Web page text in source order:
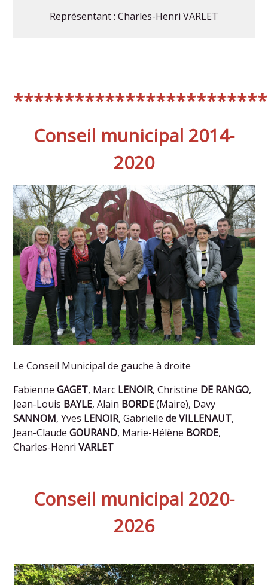
Représentant : Charles-Henri VARLET
Conseil municipal 2014-
2020
Le Conseil Municipal de gauche à droite
FabienneGAGET, Marc LENOIR, Christine DE RANGO,
Jean-Louis BAYLE, Alain BORDE(Maire), Davy
SANNOM, Yves LENOIR, Gabriellede VILLENAUT,
Jean-ClaudeGOURAND, Marie-Hélène BORDE,
Charles-HenriVARLET
Conseil municipal 2020-
2026